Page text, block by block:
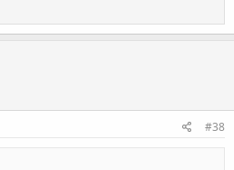
#38